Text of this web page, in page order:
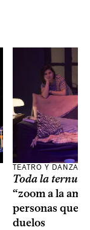
TEATRO Y DANZA
Toda la
“zoom a la
personas que
duelos